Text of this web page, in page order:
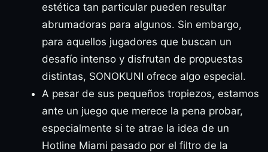
estética tan particular pueden resultar
abrumadoras para algunos. Sin embargo,
para aquellos jugadores que buscan un
desafío intenso y disfrutan de propuestas
distintas, SONOKUNI ofrece algo especial.
A pesar de sus pequeños tropiezos, estamos
ante un juego que merece la pena probar,
especialmente si te atrae la idea de un
Hotline Miami pasado por el filtro de la